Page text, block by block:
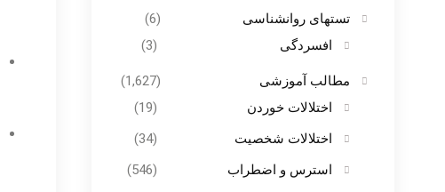
تستهای روانشناسی
(6)
افسردگی
(3)
مطالب آموزشی
(1,627)
اختلالات خوردن
(19)
اختلالات شخصیت
(34)
استرس و اضطراب
(546)